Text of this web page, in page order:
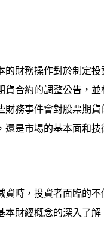
財務操作對於制定
合約的調整公告，
務事件會對股票期
是市場的基本面和技
時，投資者面臨的
財經概念的深入了